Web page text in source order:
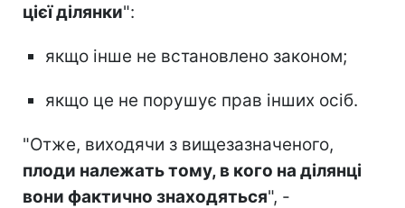
цієї ділянки":
якщо інше не встановлено законом;
якщо це не порушує прав інших осіб.
"Отже, виходячи з вищезазначеного,
плоди належать тому, в кого на ділянці
вони фактично знаходяться", -